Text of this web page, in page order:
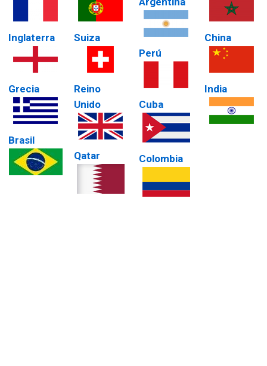
Inglaterra
Grecia
Brasil
Suiza
Reino
Unido
Qatar
Perú
Cuba
Colombia
China
India